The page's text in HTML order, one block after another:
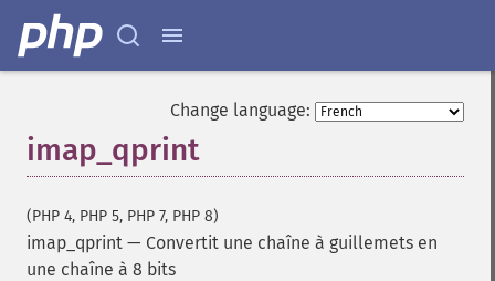
Change language:
imap_qprint
(PHP 4, PHP 5, PHP 7, PHP 8)
imap_qprint — Convertit une chaîne à guillemets en
une chaîne à 8 bits